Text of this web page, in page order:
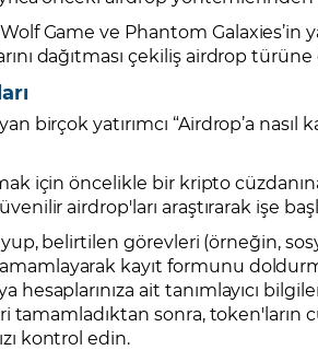
Game ve Phantom Galaxies’in
dağıtması çekiliş airdrop
birçok yatırımcı “Airdrop’a nasıl
için öncelikle bir kripto
airdrop'ları araştırarak işe
belirtilen görevleri (örneğin,
kayıt formunu
hesaplarınıza ait tanımlayıcı
tamamladıktan sonra, token'ların
kontrol edin.